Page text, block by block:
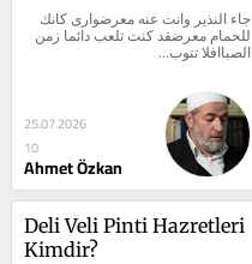
الصباافلا تتوب...
25.07.2026
10
Ahmet Özkan
Deli Veli Pinti Hazretleri
Kimdir?